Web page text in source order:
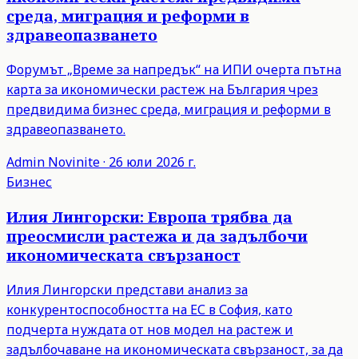
среда, миграция и реформи в
здравеопазването
Форумът „Време за напредък“ на ИПИ очерта пътна
карта за икономически растеж на България чрез
предвидима бизнес среда, миграция и реформи в
здравеопазването.
Admin Novinite· 26 юли 2026 г.
Бизнес
Илия Лингорски: Европа трябва да
преосмисли растежа и да задълбочи
икономическата свързаност
Илия Лингорски представи анализ за
конкурентоспособността на ЕС в София, като
подчерта нуждата от нов модел на растеж и
задълбочаване на икономическата свързаност, за да